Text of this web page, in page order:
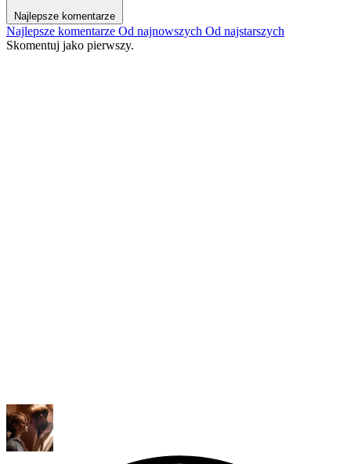
Najlepsze komentarze
Najlepsze komentarze Od najnowszych Od najstarszych
Skomentuj jako pierwszy.